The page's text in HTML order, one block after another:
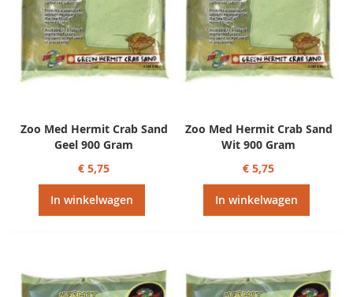
Zoo Med Hermit Crab Sand
Geel 900 Gram
€ 5,75
In winkelwagen
Zoo Med Hermit Crab Sand
Wit 900 Gram
€ 5,75
In winkelwagen